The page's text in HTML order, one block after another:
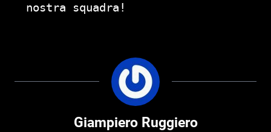
nostra squadra!
Giampiero Ruggiero